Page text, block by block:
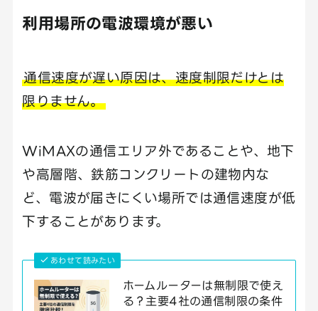
利用場所の電波環境が悪い
通信速度が遅い原因は、速度制限だけとは
限りません。
WiMAXの通信エリア外であることや、地下
や高層階、鉄筋コンクリートの建物内な
ど、電波が届きにくい場所では通信速度が低
下することがあります。
あわせて読みたい
ホームルーターは無制限で使え
る？主要4社の通信制限の条件